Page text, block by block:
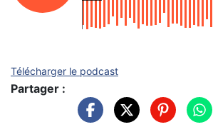
Télécharger le podcast
Partager :